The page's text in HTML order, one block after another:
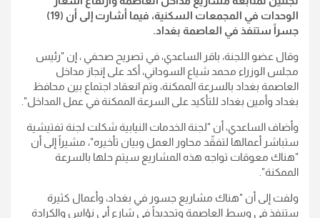
الوحدات في المجمعات السكنية، فيما أشارت إلى أن (19)
جسراً ستنفذ في العاصمة بغداد.
وقال عضو اللجنة، باقر الساعدي، في تصريح صحفي ، إن "رئيس
مجلس الوزراء محمد شياع السوداني، أكد على إنجاز مداخل
العاصمة بغداد بالسرعة الممكنة، وتم انعقاد اجتماع بين محافظ
بغداد وأمين بغداد للتأكيد على السرعة الممكنة في عمل المداخل".
وأضاف الساعدي، أن "لجنة الخدمات النيابية شكلت لجنة تفتيشية
ستباشر أعمالها لتفقّد محاور العمل وبيان تأخيره"، مشيراً إلى أن
"هناك معوقات تواجه هذه المشاريع سيتم حلها بالسرعة
الممكنة".
ولفت إلى أن "هناك مشاريع جسور في بغداد، وأعمال كثيرة
ستنفذ في وسط العاصمة وتحديداً في شارع أبي نؤاس والكرادة